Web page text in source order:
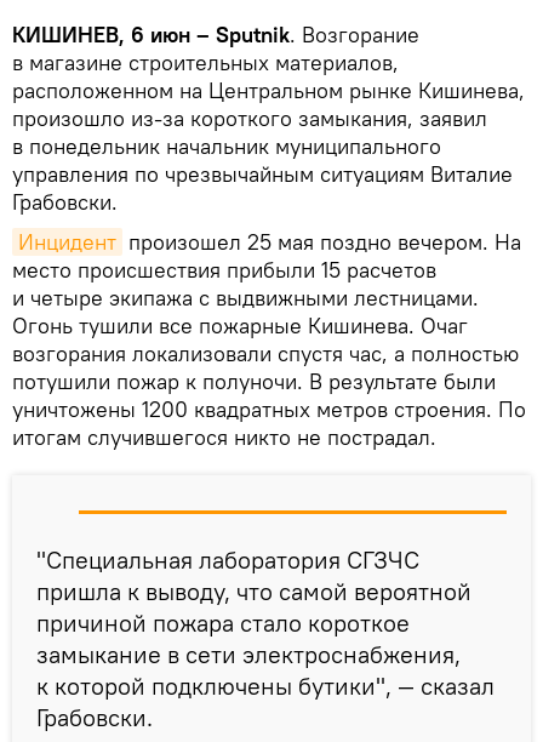
КИШИНЕВ, 6 июн – Sputnik. Возгорание
в магазине строительных материалов,
расположенном на Центральном рынке Кишинева,
произошло из-за короткого замыкания, заявил
в понедельник начальник муниципального
управления по чрезвычайным ситуациям Виталие
Грабовски.
Инцидент произошел 25 мая поздно вечером. На
место происшествия прибыли 15 расчетов
и четыре экипажа с выдвижными лестницами.
Огонь тушили все пожарные Кишинева. Очаг
возгорания локализовали спустя час, а полностью
потушили пожар к полуночи. В результате были
уничтожены 1200 квадратных метров строения. По
итогам случившегося никто не пострадал.
"Специальная лаборатория СГЗЧС
пришла к выводу, что самой вероятной
причиной пожара стало короткое
замыкание в сети электроснабжения,
к которой подключены бутики", — сказал
Грабовски.